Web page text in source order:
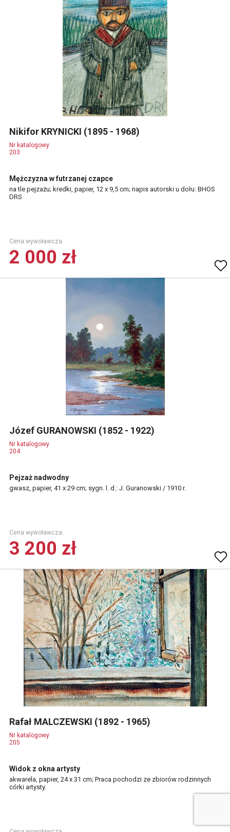
Nikifor KRYNICKI (1895 - 1968)
Nr katalogowy
203
Mężczyzna w futrzanej czapce
na tle pejzażu; kredki, papier, 12 x 9,5 cm; napis autorski u dołu: BHOS
DRS
Cena wywoławcza.
2 000 zł
Józef GURANOWSKI (1852 - 1922)
Nr katalogowy
204
Pejzaż nadwodny
gwasz, papier, 41 x 29 cm; sygn. l. d.: J. Guranowski / 1910 r.
Cena wywoławcza.
3 200 zł
Rafał MALCZEWSKI (1892 - 1965)
Nr katalogowy
205
Widok z okna artysty
akwarela, papier, 24 x 31 cm; Praca pochodzi ze zbiorów rodzinnych
córki artysty.